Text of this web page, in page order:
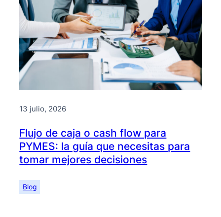
13 julio, 2026
Flujo de caja o cash flow para
PYMES: la guía que necesitas para
tomar mejores decisiones
Blog